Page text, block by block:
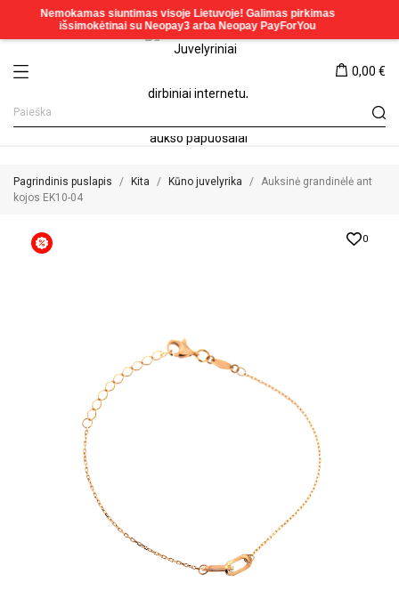
0,00 €
Pagrindinis puslapis Kita Kūno juvelyrika
Auksinė grandinėlė ant
kojos EK10-04
0